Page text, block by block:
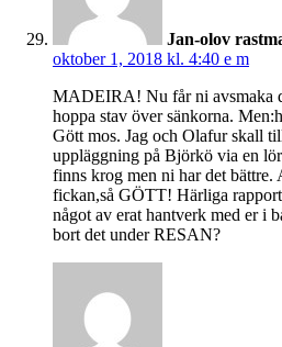
Jan-olov
oktober 1, 2018 kl. 4:40 e m
MADEIRA! Nu får ni avsmaka
hoppa stav över sänkorna.
Gött mos. Jag och Olafur skall
uppläggning på Björkö via en
finns krog men ni har det bättre.
fickan,så GÖTT! Härliga
något av erat hantverk med er i
bort det under RESAN?